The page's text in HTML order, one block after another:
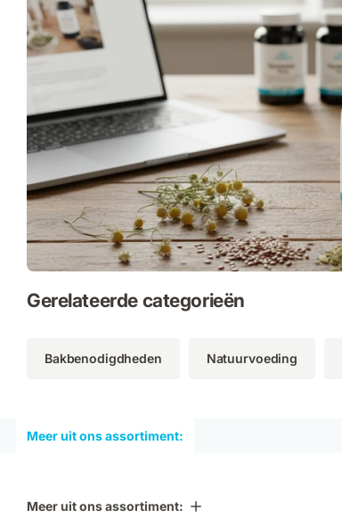
Gerelateerde categorieën
Bakbenodigdheden Natuurvoeding
Meer uit ons assortiment:
Meer uit ons assortiment: